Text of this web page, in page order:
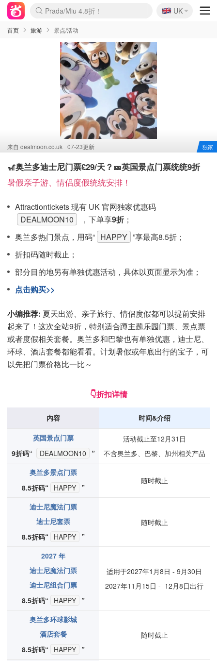
麦卢卡蜂蜜夏促！个位数！
Prada/Miu 4.8折！
啥？必胜客披萨5折！
🇬🇧
UK
首页 旅游 景点/活动
来自 dealmoon.co.uk 07-23更新 独家
🎢奥兰多迪士尼门票£29/天？🎫英国景点门票统统9折
暑假亲子游、情侣度假统统安排！
Attractiontickets 现有 UK 官网独家优惠码
DEALMOON10
，下单享9折 ；
奥兰多热门景点，用码“ HAPPY ”享最高8.5折；
折扣码随时截止；
部分目的地另有单独优惠活动，具体以页面显示为准；
点击购买>>
小编推荐: 夏天出游、亲子旅行、情侣度假都可以提前安排
起来了！这次全站9折，特别适合蹲主题乐园门票、景点票
或者度假相关套餐。奥兰多和巴黎也有单独优惠，迪士尼、
环球、酒店套餐都能看看。计划暑假或年底出行的宝子，可
以先把门票价格比一比～
👇折扣详情
内容 时间&介绍
英国景点门票
9折码“
DEALMOON10 ”
活动截止至12月31日
不含奥兰多、巴黎、加州相关产品
奥兰多景点门票
8.5折码“
HAPPY ”
随时截止
迪士尼魔法门票
迪士尼套票
8.5折码“
HAPPY ”
随时截止
2027 年
迪士尼魔法门票
迪士尼组合门票
8.5折码“
HAPPY ”
适用于2027年1月8日 - 9月30日
2027年11月15日 - 12月8日出行
奥兰多环球影城
酒店套餐
8.5折码“
HAPPY ”
随时截止